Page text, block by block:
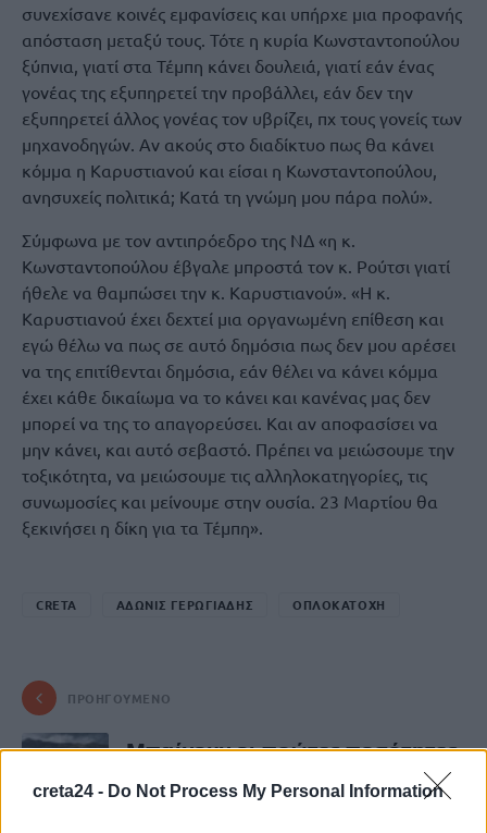
creta24 - Do Not Process My Personal Information
συνεχίσανε κοινές εμφανίσεις και υπήρχε μια προφανής
απόσταση μεταξύ τους. Τότε η κυρία Κωνσταντοπούλου
ξύπνια, γιατί στα Τέμπη κάνει δουλειά, γιατί εάν ένας
γονέας της εξυπηρετεί την προβάλλει, εάν δεν την
εξυπηρετεί άλλος γονέας τον υβρίζει, πχ τους γονείς των
μηχανοδηγών. Αν ακούς στο διαδίκτυο πως θα κάνει
κόμμα η Καρυστιανού και είσαι η Κωνσταντοπούλου,
ανησυχείς πολιτικά; Κατά τη γνώμη μου πάρα πολύ».
Σύμφωνα με τον αντιπρόεδρο της ΝΔ «η κ.
Κωνσταντοπούλου έβγαλε μπροστά τον κ. Ρούτσι γιατί
ήθελε να θαμπώσει την κ. Καρυστιανού». «Η κ.
Καρυστιανού έχει δεχτεί μια οργανωμένη επίθεση και
εγώ θέλω να πως σε αυτό δημόσια πως δεν μου αρέσει
να της επιτίθενται δημόσια, εάν θέλει να κάνει κόμμα
έχει κάθε δικαίωμα να το κάνει και κανένας μας δεν
μπορεί να της το απαγορεύσει. Και αν αποφασίσει να
μην κάνει, και αυτό σεβαστό. Πρέπει να μειώσουμε την
τοξικότητα, να μειώσουμε τις αλληλοκατηγορίες, τις
συνωμοσίες και μείνουμε στην ουσία. 23 Μαρτίου θα
ξεκινήσει η δίκη για τα Τέμπη».
CRETA ΑΔΩΝΙΣ ΓΕΡΩΓΙΑΔΗΣ ΟΠΛΟΚΑΤΟΧΗ
ΠΡΟΗΓΟΎΜΕΝΟ
Μπαίνουν οι πρώτες ποσότητες
νερού στο φράγμα Μπραμιανών